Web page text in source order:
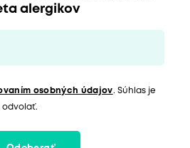
alergikov
osobných údajov. Súhlas je
odvolať.